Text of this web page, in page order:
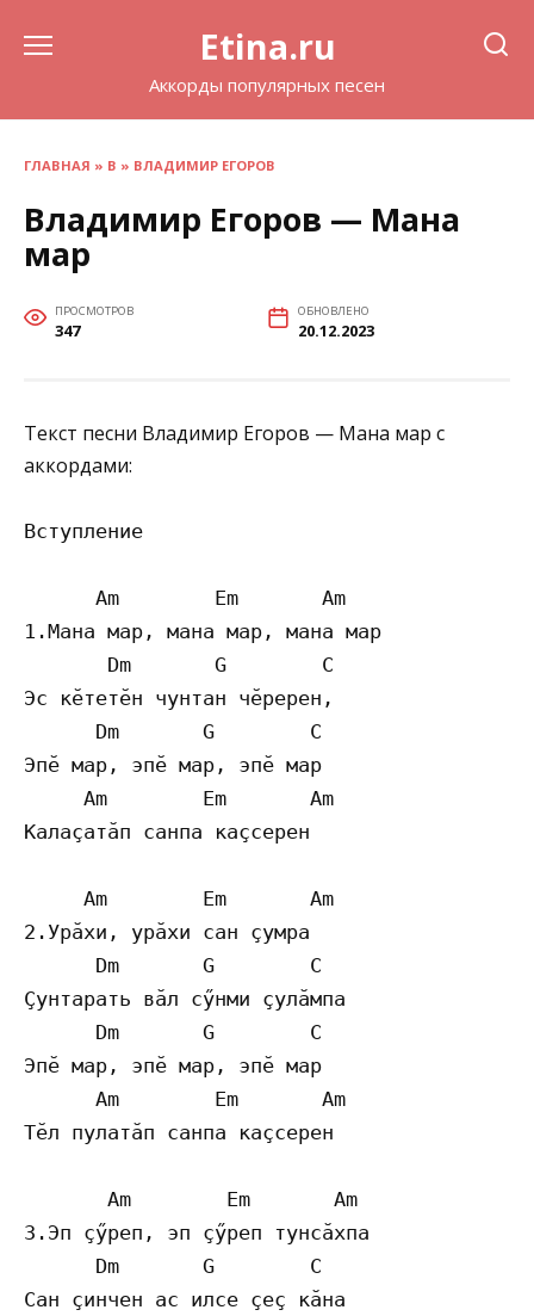
Etina.ru
Аккорды популярных песен
ГЛАВНАЯ » В » ВЛАДИМИР ЕГОРОВ
Владимир Егоров — Мана
мар
ПРОСМОТРОВ
347
ОБНОВЛЕНО
20.12.2023
Текст песни Владимир Егоров — Мана мар с
аккордами:
Вступление
      Am        Em       Am
1.Мана мар, мана мар, мана мар
       Dm       G        C
Эс кӗтетӗн чунтан чӗререн,
      Dm       G        C
Эпӗ мар, эпӗ мар, эпӗ мар
     Am        Em       Am
Калаҫатӑп санпа каҫсерен
     Am        Em       Am
2.Урӑхи, урӑхи сан ҫумра
      Dm       G        C
Ҫунтарать вӑл сӳнми ҫулӑмпа
      Dm       G        C
Эпӗ мар, эпӗ мар, эпӗ мар
      Am        Em       Am
Тĕл пулатăп санпа каçсерен
       Am        Em       Am
3.Эп çӳреп, эп çӳреп тунсăхпа
      Dm       G        C
Сан çинчен ас илсе çеç кăна